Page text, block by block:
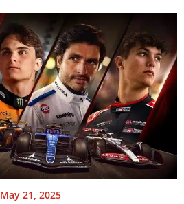
May 21, 2025